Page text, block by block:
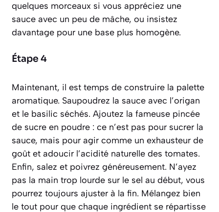
quelques morceaux si vous appréciez une
sauce avec un peu de mâche, ou insistez
davantage pour une base plus homogène.
Étape 4
Maintenant, il est temps de construire la palette
aromatique. Saupoudrez la sauce avec l’origan
et le basilic séchés. Ajoutez la fameuse pincée
de sucre en poudre : ce n’est pas pour sucrer la
sauce, mais pour agir comme un exhausteur de
goût et adoucir l’acidité naturelle des tomates.
Enfin, salez et poivrez généreusement. N’ayez
pas la main trop lourde sur le sel au début, vous
pourrez toujours ajuster à la fin. Mélangez bien
le tout pour que chaque ingrédient se répartisse